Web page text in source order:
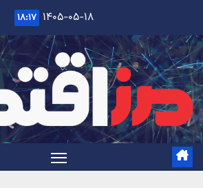
content
۱۴۰۵-۰۵-۱۸ ۱۸:۱۷